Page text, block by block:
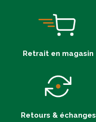
Retrait en magasin
Retours & échanges